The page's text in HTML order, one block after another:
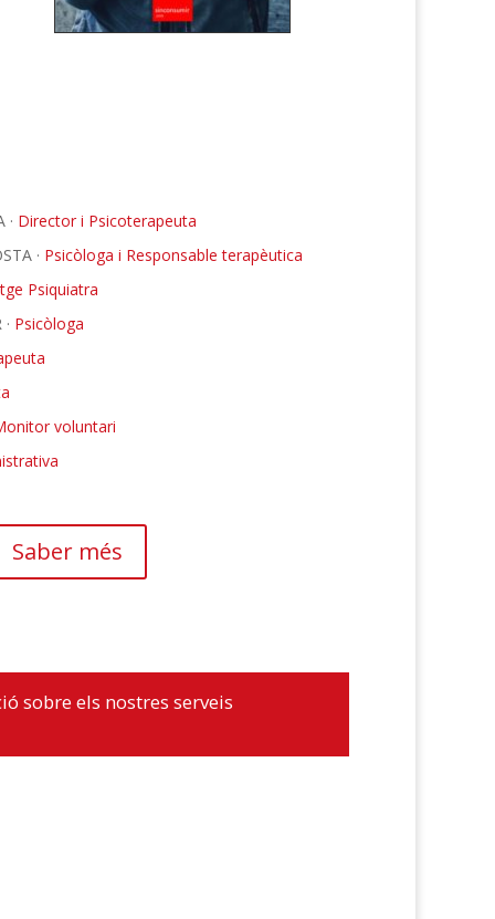
· Director i Psicoterapeuta
· Psicòloga i Responsable terapèutica
Psiquiatra
Psicòloga
voluntari
Saber més
sobre els nostres serveis